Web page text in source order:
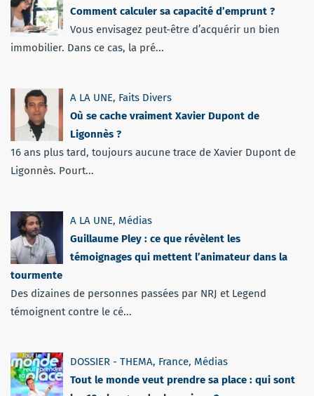
Comment calculer sa capacité d’emprunt ?
Vous envisagez peut-être d’acquérir un bien
immobilier. Dans ce cas, la pré...
A LA UNE, Faits Divers
Où se cache vraiment Xavier Dupont de
Ligonnès ?
16 ans plus tard, toujours aucune trace de Xavier Dupont de
Ligonnès. Pourt...
A LA UNE, Médias
Guillaume Pley : ce que révèlent les
témoignages qui mettent l’animateur dans la
tourmente
Des dizaines de personnes passées par NRJ et Legend
témoignent contre le cé...
DOSSIER - THEMA, France, Médias
Tout le monde veut prendre sa place : qui sont